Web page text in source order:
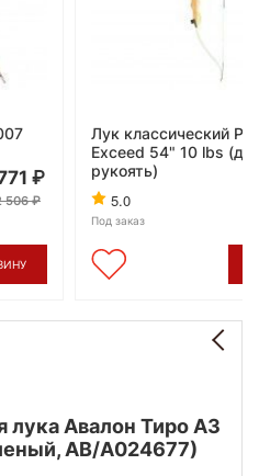
506
Лук классический
Exceed 54" 10 lbs
рукоять)
5.0
Под заказ
лука Авалон Тиро А3
АВ/А024677)